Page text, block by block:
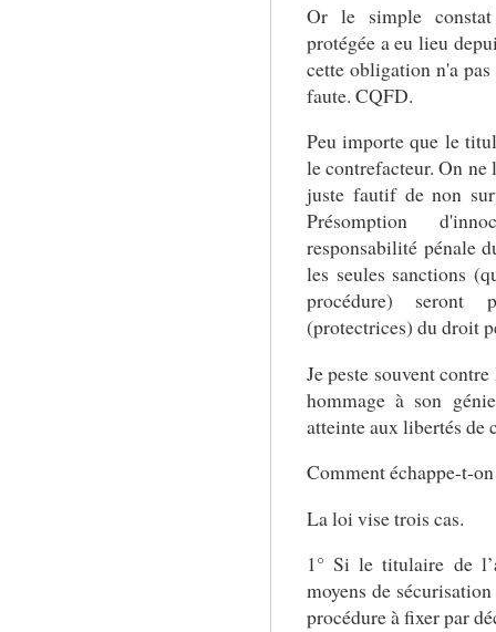
Or le simple
protégée a eu lieu
cette obligation n'a
faute. CQFD.
Peu importe que le
le contrefacteur. On ne
juste fautif de non
Présomption
responsabilité pénale
les seules sanctions
procédure) seront
(protectrices) du droit
Je peste souvent
hommage à son
atteinte aux libertés de
Comment échappe-t-
La loi vise trois cas.
1° Si le titulaire de
moyens de
procédure à fixer par